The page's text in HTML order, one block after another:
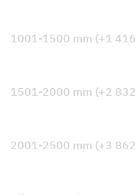
1001-1500 mm (+1 416
1501-2000 mm (+2 832
2001-2500 mm (+3 862